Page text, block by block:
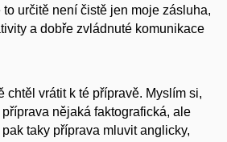
určitě není čistě jen moje zásluha,
a dobře zvládnuté komunikace
chtěl vrátit k té přípravě. Myslím si,
nějaká faktografická, ale
taky příprava mluvit anglicky,